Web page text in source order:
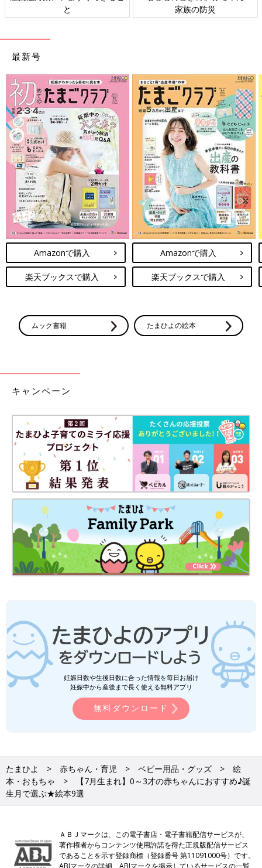
と
家族の防災
最新号
Amazonで購入
楽天ブックスで購入
Amazonで購入
楽天ブックスで購入
ムック書籍 たまひよの絵本
キャンペーン
妊娠日数や生後日数に合った情報を毎日お届け
妊娠中から産後まで長く使える無料アプリ
無料ダウンロード
たまひよ 赤ちゃん・育児 ベビー用品・グッズ
絵
本・おもちゃ
【7月生まれ】0～3才の赤ちゃんにおすすめ♪誕
生月で選ぶ★絵本9選
ＡＢＪマークは、この電子書店・電子書籍配信サービスが、
著作権者からコンテンツ使用許諾を得た正規版配信サービス
であることを示す登録商標（登録番号 第11091000号）です。